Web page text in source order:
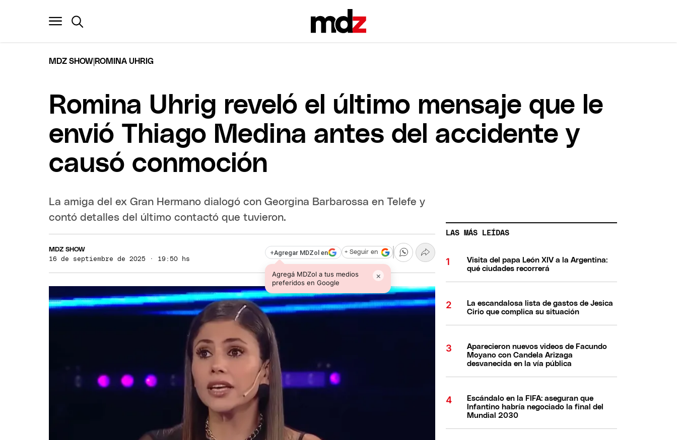
MDZ SHOW ROMINA UHRIG
Romina Uhrig reveló el último mensaje que le
envió Thiago Medina antes del accidente y
causó conmoción
La amiga del ex Gran Hermano dialogó con Georgina Barbarossa en Telefe y
contó detalles del último contactó que tuvieron.
MDZ SHOW
16 de septiembre de 2025 · 19:50 hs
+Agregar MDZol en
Agregá MDZol a tus medios
preferidos en Google
×
+ Seguir en
LAS MÁS LEÍDAS
Visita del papa León XIV a la Argentina:
qué ciudades recorrerá
La escandalosa lista de gastos de Jesica
Cirio que complica su situación
Aparecieron nuevos videos de Facundo
Moyano con Candela Arizaga
desvanecida en la vía pública
Escándalo en la FIFA: aseguran que
Infantino habría negociado la final del
Mundial 2030